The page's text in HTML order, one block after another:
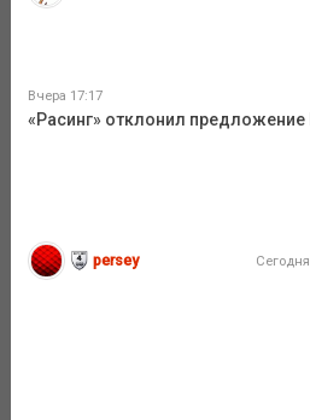
Вчера 17:17
«Расинг» отклонил
persey